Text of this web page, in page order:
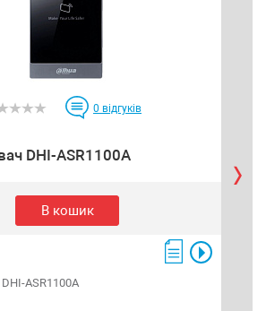
0 відгуків
DHI-ASR1100A
В кошик
ASR1100A